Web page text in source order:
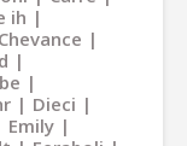
ih
Chevance
Dieci
Emily